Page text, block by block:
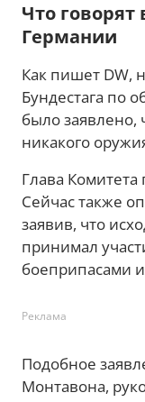
Что говорят
Германии
Как пишет DW,
Бундестага по
было заявлено,
никакого
Глава
Сейчас также
заявив, что
принимал
боеприпасами
Реклама
Подобное
Монтавона,